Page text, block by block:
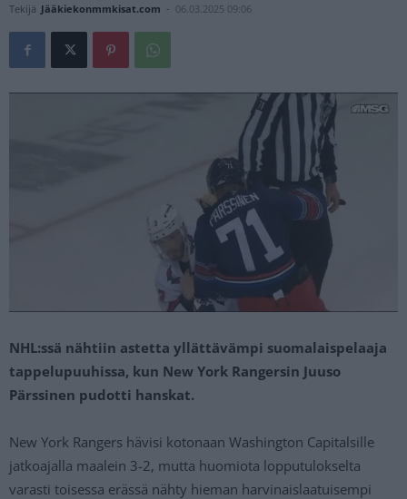
Tekijä Jääkiekonmmkisat.com - 06.03.2025 09:06
NHL:ssä nähtiin astetta yllättävämpi suomalaispelaaja
tappelupuuhissa, kun New York Rangersin Juuso
Pärssinen pudotti hanskat.
New York Rangers hävisi kotonaan Washington Capitalsille
jatkoajalla maalein 3-2, mutta huomiota lopputulokselta
varasti toisessa erässä nähty hieman harvinaislaatuisempi